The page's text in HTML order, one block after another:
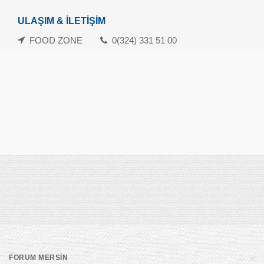
ULAŞIM & İLETİŞİM
FOOD ZONE
0(324) 331 51 00
İletişim: 0324 239 10 70
Havamaş Servis Saatleri
FORUM MERSİN